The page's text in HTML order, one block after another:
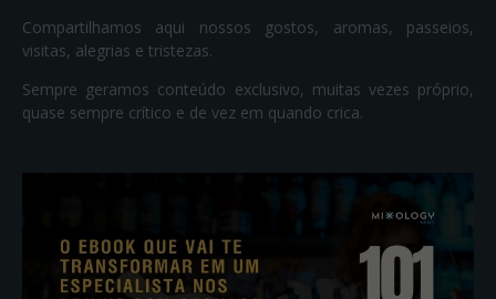
Compartilhamos aqui nossos gostos, aromas, passeios,
visitas, alegrias e tristezas.
Sempre geramos conteúdo exclusivo, muitas vezes próprio,
quase sempre crítico e de vez em quando crica.